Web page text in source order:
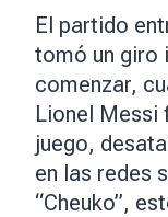
El partido
tomó un giro
comenzar,
Lionel Messi
juego,
en las redes
“Cheuko”,